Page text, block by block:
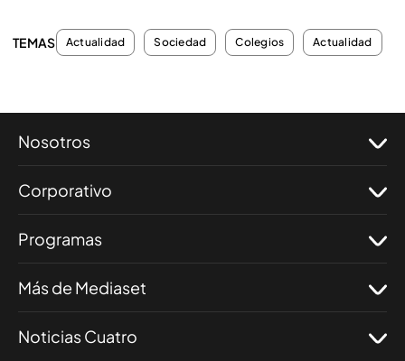
TEMAS Actualidad Sociedad Colegios Actualidad
Nosotros
Corporativo
Programas
Más de Mediaset
Noticias Cuatro